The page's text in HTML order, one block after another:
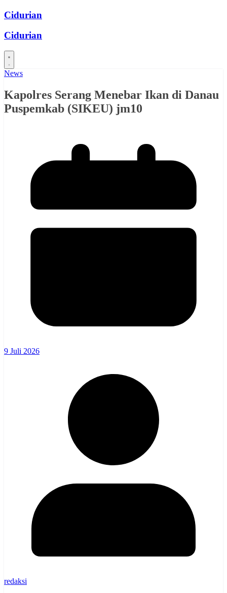
Skip
content
Cidurian
Cidurian
News
Kapolres Serang Menebar Ikan di Danau
Puspemkab (SIKEU) jm10
9 Juli 2026
redaksi